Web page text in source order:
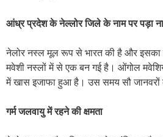
आंध्र प्रदेश के नेल्लोर जिले के नाम पर पड़ा
नेलोर नस्ल मूल रूप से भारत की है और इसका
मवेशी नस्लों में से एक बन गई है। ओंगोल
में खास इजाफा हुआ है। उस समय सौ जानवरों
गर्म जलवायु में रहने की क्षमता